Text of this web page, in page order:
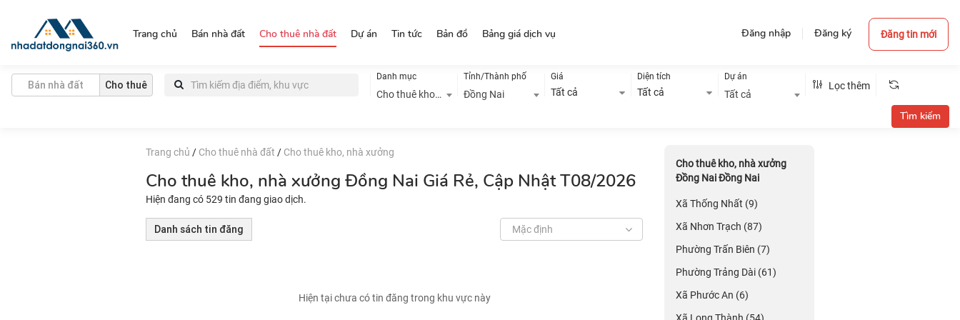
Đăng nhập Đăng ký Đăng tin mới
Trang chủ Bán nhà đất Cho thuê nhà đất Dự án Tin tức Bản đồ Bảng giá dịch vụ
Bán nhà đất Cho thuê
Danh mục
Cho thuê kho, nhà xưởng
Tỉnh/Thành phố
Đồng Nai
Giá
Tất cả
Diện tích
Tất cả
Dự án
Tất cả
Lọc thêm
Trang chủ / Cho thuê nhà đất / Cho thuê kho, nhà xưởng
Cho thuê kho, nhà xưởng Đồng Nai Giá Rẻ, Cập Nhật T08/2026
Hiện đang có 529 tin đang giao dịch.
Danh sách tin đăng Mặc định
Hiện tại chưa có tin đăng trong khu vực này
Cho thuê kho, nhà xưởng
Đồng Nai Đồng Nai
Xã Thống Nhất (9)
Xã Nhơn Trạch (87)
Phường Trấn Biên (7)
Phường Trảng Dài (61)
Xã Phước An (6)